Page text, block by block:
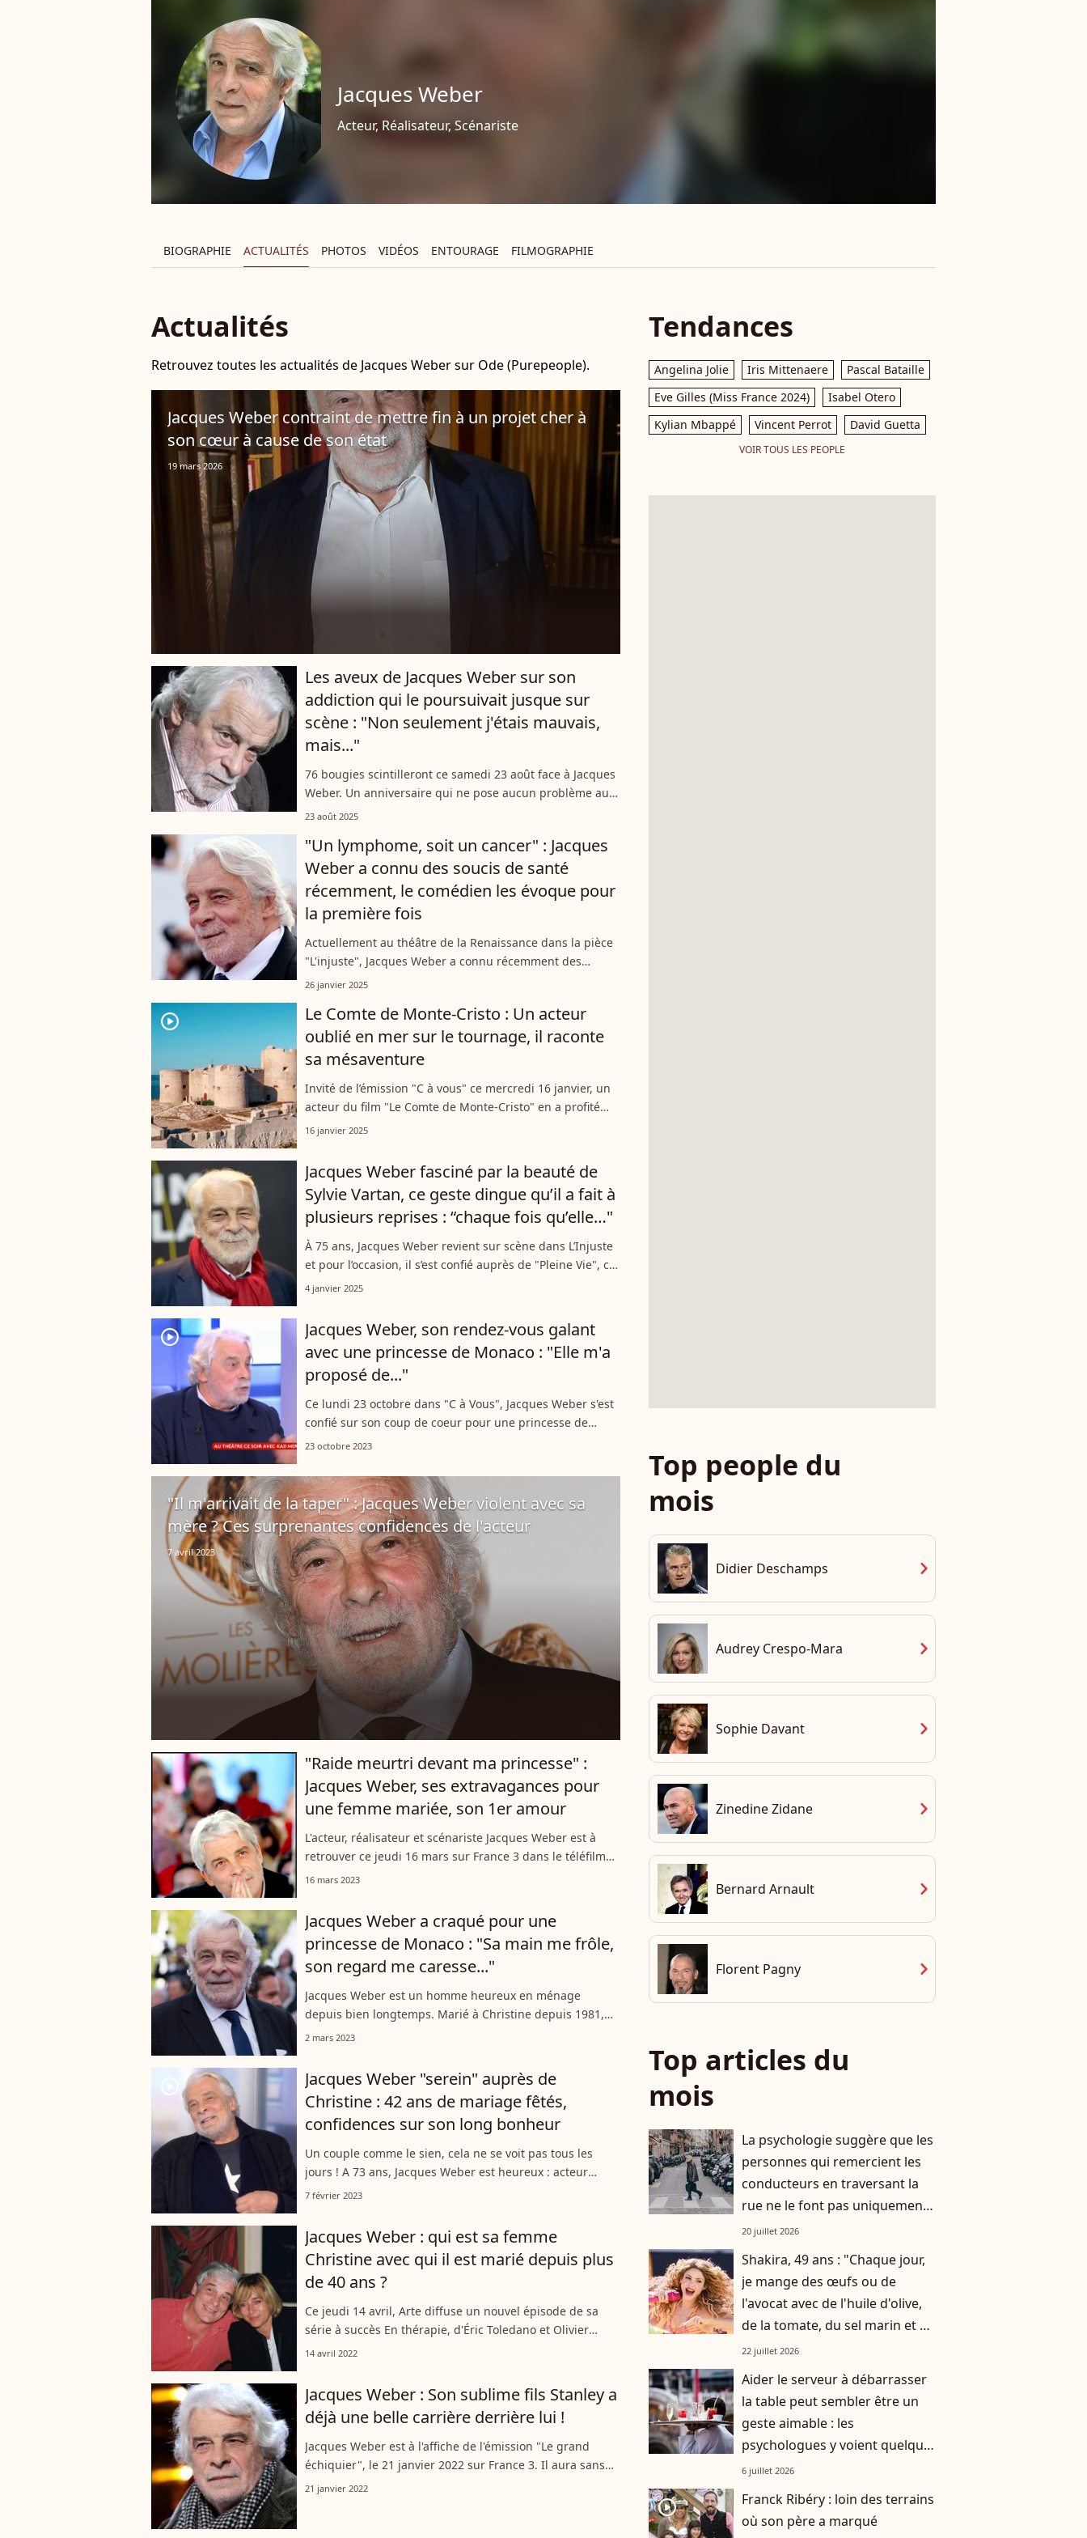
Jacques Weber
Acteur, Réalisateur, Scénariste
BIOGRAPHIE ACTUALITÉS PHOTOS VIDÉOS ENTOURAGE FILMOGRAPHIE
Actualités
Retrouvez toutes les actualités de Jacques Weber sur Ode (Purepeople).
Jacques Weber contraint de mettre fin à un projet cher à
son cœur à cause de son état
19 mars 2026
Les aveux de Jacques Weber sur son
addiction qui le poursuivait jusque sur
scène : "Non seulement j'étais mauvais,
mais..."
76 bougies scintilleront ce samedi 23 août face à Jacques
Weber. Un anniversaire qui ne pose aucun problème au
comédien qui aime voir ses rôles vieillir avec lui. Ce qu’il
23 août 2025
"Un lymphome, soit un cancer" : Jacques
Weber a connu des soucis de santé
récemment, le comédien les évoque pour
la première fois
Actuellement au théâtre de la Renaissance dans la pièce
"L'injuste", Jacques Weber a connu récemment des
problèmes de santé assez graves gardés secrets. Une
26 janvier 2025
player2
Le Comte de Monte-Cristo : Un acteur
oublié en mer sur le tournage, il raconte
sa mésaventure
Invité de l’émission "C à vous" ce mercredi 16 janvier, un
acteur du film "Le Comte de Monte-Cristo" en a profité
pour évoquer une petite anecdote pour le moins insolite.
16 janvier 2025
Jacques Weber fasciné par la beauté de
Sylvie Vartan, ce geste dingue qu’il a fait à
plusieurs reprises : “chaque fois qu’elle…"
À 75 ans, Jacques Weber revient sur scène dans L’Injuste
et pour l’occasion, il s’est confié auprès de "Pleine Vie", ce
vendredi 3 janvier. Une interview au cours de laquelle il
4 janvier 2025
player2
Jacques Weber, son rendez-vous galant
avec une princesse de Monaco : "Elle m'a
proposé de..."
Ce lundi 23 octobre dans "C à Vous", Jacques Weber s'est
confié sur son coup de coeur pour une princesse de
Monaco. Il était présent sur le plateau pour faire la
23 octobre 2023
"Il m'arrivait de la taper" : Jacques Weber violent avec sa
mère ? Ces surprenantes confidences de l'acteur
7 avril 2023
"Raide meurtri devant ma princesse" :
Jacques Weber, ses extravagances pour
une femme mariée, son 1er amour
L'acteur, réalisateur et scénariste Jacques Weber est à
retrouver ce jeudi 16 mars sur France 3 dans le téléfilm
"Meurtres en haute-savoie". L'occasion d'évoquer son
16 mars 2023
Jacques Weber a craqué pour une
princesse de Monaco : "Sa main me frôle,
son regard me caresse..."
Jacques Weber est un homme heureux en ménage
depuis bien longtemps. Marié à Christine depuis 1981,
papa de trois enfants, il avait toutefois craqué, bien avant
2 mars 2023
player2
Jacques Weber "serein" auprès de
Christine : 42 ans de mariage fêtés,
confidences sur son long bonheur
Un couple comme le sien, cela ne se voit pas tous les
jours ! A 73 ans, Jacques Weber est heureux : acteur
reconnu et sur le point de débuter une nouvelle pièce de
7 février 2023
Jacques Weber : qui est sa femme
Christine avec qui il est marié depuis plus
de 40 ans ?
Ce jeudi 14 avril, Arte diffuse un nouvel épisode de sa
série à succès En thérapie, d'Éric Toledano et Olivier
Nakache. Aux côtés d'Agnès Jaoui, Frédéric Pierrot et
14 avril 2022
Jacques Weber : Son sublime fils Stanley a
déjà une belle carrière derrière lui !
Jacques Weber est à l'affiche de l'émission "Le grand
échiquier", le 21 janvier 2022 sur France 3. Il aura sans
doute l'occasion de glisser, entre deux souvenirs de
21 janvier 2022
Tendances
Angelina Jolie Iris Mittenaere
Pascal Bataille
Eve Gilles (Miss France 2024)
Isabel Otero
Kylian Mbappé
Vincent Perrot David Guetta
VOIR TOUS LES PEOPLE
Top people du
mois
Didier Deschamps chevron_right
Audrey Crespo-Mara chevron_right
Sophie Davant chevron_right
Zinedine Zidane chevron_right
Bernard Arnault chevron_right
Florent Pagny chevron_right
Top articles du
mois
La psychologie suggère que les
personnes qui remercient les
conducteurs en traversant la
rue ne le font pas uniquement
par gratitude
20 juillet 2026
Shakira, 49 ans : "Chaque jour,
je mange des œufs ou de
l'avocat avec de l'huile d'olive,
de la tomate, du sel marin et un
smoothie"
22 juillet 2026
Aider le serveur à débarrasser
la table peut sembler être un
geste aimable : les
psychologues y voient quelque
chose de bien plus profond.
6 juillet 2026
player2
Franck Ribéry : loin des terrains
où son père a marqué